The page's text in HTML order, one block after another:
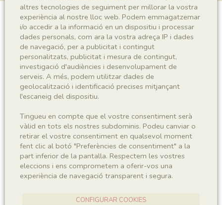
Montsechia vidalii
Sigla
MNHN 17299a
Regne
Plantae
Phyllum
Spermatophyta
Subphyllum
Angiospermae
Classe
Magnoliopsida
Familia
altres tecnologies de seguiment per millorar la vostra
experiència al nostre lloc web. Podem emmagatzemar
i/o accedir a la informació en un dispositiu i processar
dades personals, com ara la vostra adreça IP i dades
de navegació, per a publicitat i contingut
personalitzats, publicitat i mesura de contingut,
investigació d'audiències i desenvolupament de
serveis. A més, podem utilitzar dades de
geolocalització i identificació precises mitjançant
l'escaneig del dispositiu.
Tingueu en compte que el vostre consentiment serà
vàlid en tots els nostres subdominis. Podeu canviar o
retirar el vostre consentiment en qualsevol moment
fent clic al botó "Preferències de consentiment" a la
part inferior de la pantalla. Respectem les vostres
eleccions i ens comprometem a oferir-vos una
experiència de navegació transparent i segura.
CONFIGURAR COOKIES